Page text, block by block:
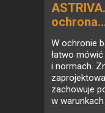
W ochronie
łatwo
i normach.
zachowuje
w